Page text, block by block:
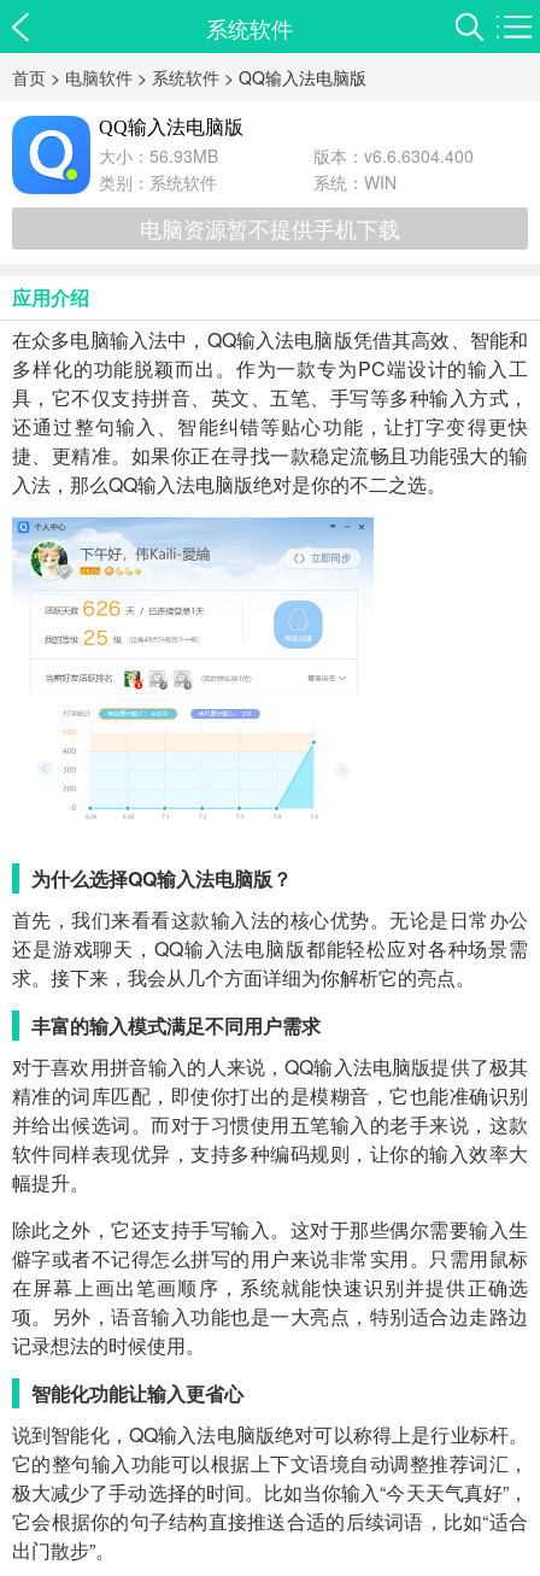
系统软件
首页 > 电脑软件 > 系统软件 > QQ输入法电脑版
QQ输入法电脑版
大小：56.93MB
版本：v6.6.6304.400
类别： 系统软件 系统：WIN
电脑资源暂不提供手机下载
应用介绍
在众多电脑输入法中，QQ输入法电脑版凭借其高效、智能和
多样化的功能脱颖而出。作为一款专为PC端设计的输入工
具，它不仅支持拼音、英文、五笔、手写等多种输入方式，
还通过整句输入、智能纠错等贴心功能，让打字变得更快
捷、更精准。如果你正在寻找一款稳定流畅且功能强大的输
入法，那么QQ输入法电脑版绝对是你的不二之选。
为什么选择QQ输入法电脑版？
首先，我们来看看这款输入法的核心优势。无论是日常办公
还是游戏聊天，QQ输入法电脑版都能轻松应对各种场景需
求。接下来，我会从几个方面详细为你解析它的亮点。
丰富的输入模式满足不同用户需求
对于喜欢用拼音输入的人来说，QQ输入法电脑版提供了极其
精准的词库匹配，即使你打出的是模糊音，它也能准确识别
并给出候选词。而对于习惯使用五笔输入的老手来说，这款
软件同样表现优异，支持多种编码规则，让你的输入效率大
幅提升。
除此之外，它还支持手写输入。这对于那些偶尔需要输入生
僻字或者不记得怎么拼写的用户来说非常实用。只需用鼠标
在屏幕上画出笔画顺序，系统就能快速识别并提供正确选
项。另外，语音输入功能也是一大亮点，特别适合边走路边
记录想法的时候使用。
智能化功能让输入更省心
说到智能化，QQ输入法电脑版绝对可以称得上是行业标杆。
它的整句输入功能可以根据上下文语境自动调整推荐词汇，
极大减少了手动选择的时间。比如当你输入“今天天气真好”，
它会根据你的句子结构直接推送合适的后续词语，比如“适合
出门散步”。